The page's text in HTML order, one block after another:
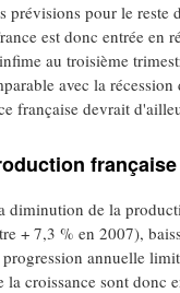
prévisions pour le reste
est donc entrée en
au troisième
avec la
française devrait
diminution de la
+ 7,3 % en 2007),
progression annuelle
la croissance sont